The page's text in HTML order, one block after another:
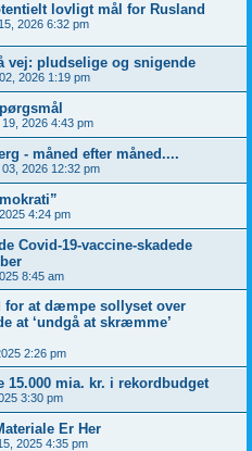
lovligt mål for Rusland
2026 6:32 pm
vej: pludselige og snigende
2026 1:19 pm
2026 4:43 pm
- måned efter måned....
2026 12:32 pm
4:24 pm
Covid-19-vaccine-skadede
8:45 am
for at dæmpe sollyset over
at ‘undgå at skræmme’
2:26 pm
15.000 mia. kr. i rekordbudget
3:30 pm
Er Her
2025 4:35 pm